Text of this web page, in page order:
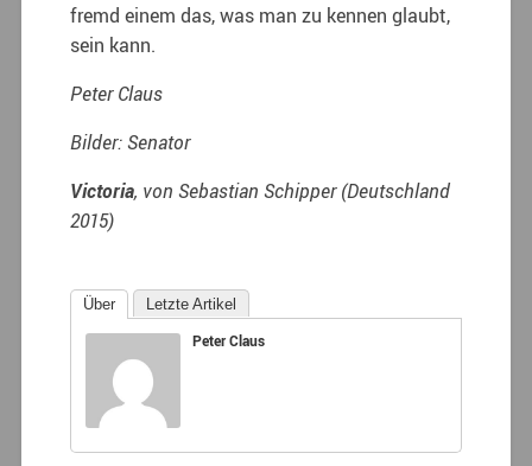
fremd einem das, was man zu kennen glaubt,
sein kann.
Peter Claus
Bilder: Senator
Victoria, von Sebastian Schipper (Deutschland
2015)
Über Letzte Artikel
Peter Claus